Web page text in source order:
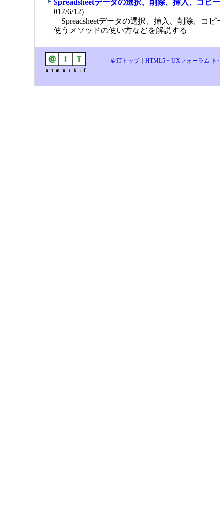
Spreadsheetデータの選択、削除、挿入、コピ
017/6/12）
Spreadsheetデータの選択、挿入、削除、コ
使うメソッドの使い方などを解説する
＠ITトップ｜ HTML5 + UXフォーラム ト